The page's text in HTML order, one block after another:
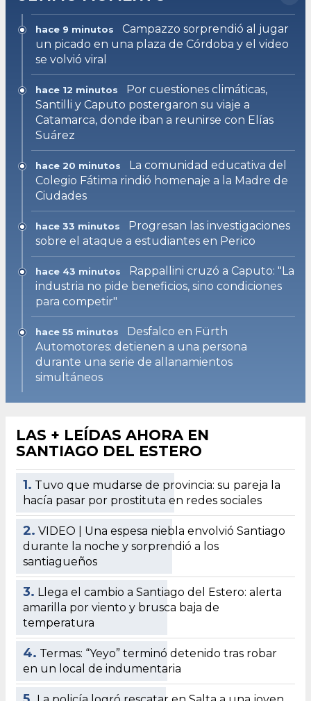
hace 9 minutos
Campazzo sorprendió al jugar
un picado en una plaza de Córdoba y el video
se volvió viral
hace 12 minutos
Por cuestiones climáticas,
Santilli y Caputo postergaron su viaje a
Catamarca, donde iban a reunirse con Elías
Suárez
hace 20 minutos
La comunidad educativa del
Colegio Fátima rindió homenaje a la Madre de
Ciudades
hace 33 minutos
Progresan las investigaciones
sobre el ataque a estudiantes en Perico
hace 43 minutos
Rappallini cruzó a Caputo: "La
industria no pide beneficios, sino condiciones
para competir"
hace 55 minutos
Desfalco en Fürth
Automotores: detienen a una persona
durante una serie de allanamientos
simultáneos
LAS + LEÍDAS AHORA EN
SANTIAGO DEL ESTERO
1. Tuvo que mudarse de provincia: su pareja la
hacía pasar por prostituta en redes sociales
2. VIDEO | Una espesa niebla envolvió Santiago
durante la noche y sorprendió a los
santiagueños
3. Llega el cambio a Santiago del Estero: alerta
amarilla por viento y brusca baja de
temperatura
4. Termas: “Yeyo” terminó detenido tras robar
en un local de indumentaria